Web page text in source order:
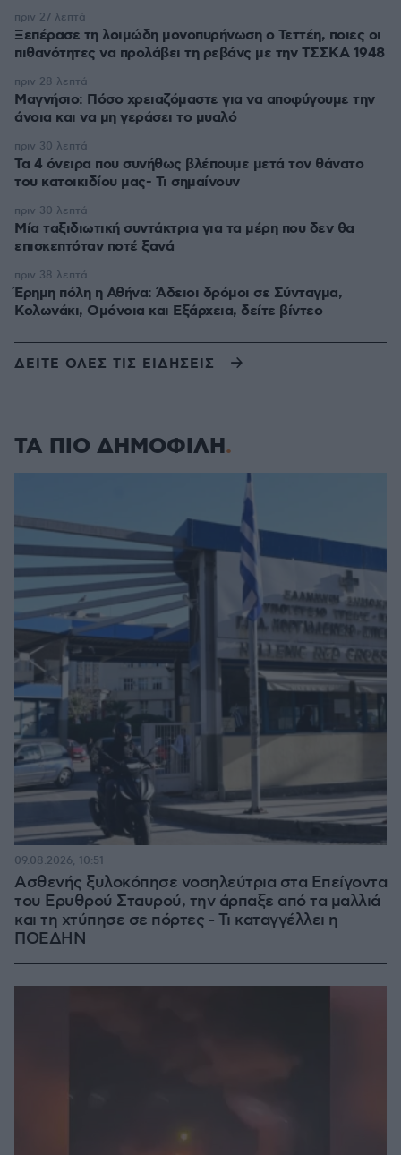
Ξεπέρασε τη λοιμώδη μονοπυρήνωση ο Τεττέη, ποιες οι
πιθανότητες να προλάβει τη ρεβάνς με την ΤΣΣΚΑ 1948
πριν 27 λεπτά
Μαγνήσιο: Πόσο χρειαζόμαστε για να αποφύγουμε την
άνοια και να μη γεράσει το μυαλό
πριν 28 λεπτά
Τα 4 όνειρα που συνήθως βλέπουμε μετά τον θάνατο
του κατοικιδίου μας- Τι σημαίνουν
πριν 30 λεπτά
Μία ταξιδιωτική συντάκτρια για τα μέρη που δεν θα
επισκεπτόταν ποτέ ξανά
πριν 30 λεπτά
Έρημη πόλη η Αθήνα: Άδειοι δρόμοι σε Σύνταγμα,
Κολωνάκι, Ομόνοια και Εξάρχεια, δείτε βίντεο
πριν 38 λεπτά
ΔΕΙΤΕ ΟΛΕΣ ΤΙΣ ΕΙΔΗΣΕΙΣ
ΤΑ ΠΙΟ ΔΗΜΟΦΙΛΗ
Ασθενής ξυλοκόπησε νοσηλεύτρια στα Επείγοντα
του Ερυθρού Σταυρού, την άρπαξε από τα μαλλιά
και τη χτύπησε σε πόρτες - Τι καταγγέλλει η
ΠΟΕΔΗΝ
09.08.2026, 10:51